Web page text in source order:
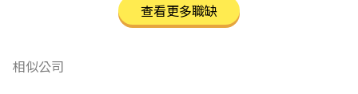
查看更多職缺
相似公司